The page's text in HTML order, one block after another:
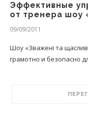
Эффективные
от тренера шоу
09/09/2011
Шоу «Зважені та
грамотно и безопасно